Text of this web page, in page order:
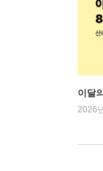
이달
2026